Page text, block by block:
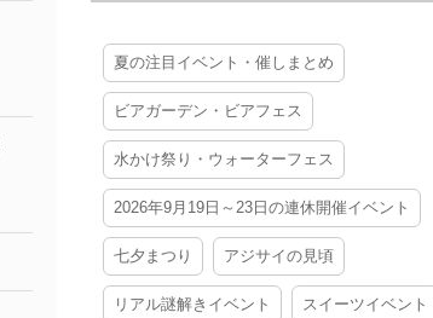
夏の注目イベント・催しまとめ
ビアガーデン・ビアフェス
水かけ祭り・ウォーターフェス
2026年9月19日～23日の連休開催イベント
七夕まつり アジサイの見頃
リアル謎解きイベント スイーツイベント